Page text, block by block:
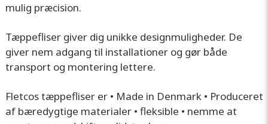
mulig præcision.
Tæppefliser giver dig unikke designmuligheder. De
giver nem adgang til installationer og gør både
transport og montering lettere.
Fletcos tæppefliser er • Made in Denmark • Produceret
af bæredygtige materialer • fleksible • nemme at